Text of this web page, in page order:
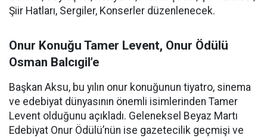
Şiir Hatları, Sergiler, Konserler düzenlenecek.
Onur Konuğu Tamer Levent, Onur Ödülü
Osman Balcıgil’e
Başkan Aksu, bu yılın onur konuğunun tiyatro, sinema
ve edebiyat dünyasının önemli isimlerinden Tamer
Levent olduğunu açıkladı. Geleneksel Beyaz Martı
Edebiyat Onur Ödülü’nün ise gazetecilik geçmişi ve